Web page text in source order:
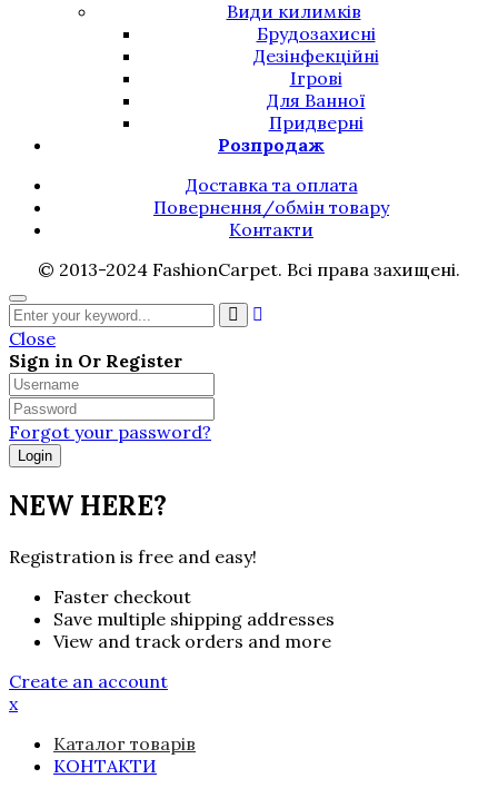
Види килимків
Брудозахисні
Дезінфекційні
Ігрові
Для Ванної
Придверні
Розпродаж
Доставка та оплата
Повернення/обмін товару
Контакти
© 2013-2024 FashionCarpet. Всі права захищені.
Close
Sign in Or Register
Forgot your password?
NEW HERE?
Registration is free and easy!
Faster checkout
Save multiple shipping addresses
View and track orders and more
Create an account
x
Каталог товарів
КОНТАКТИ